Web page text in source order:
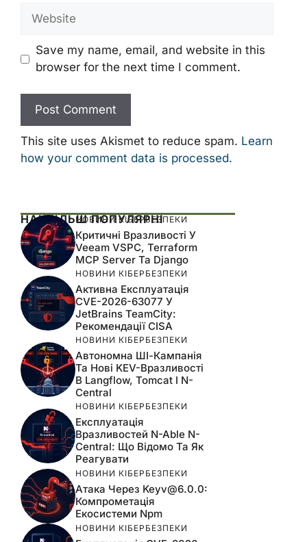
Website
Save my name, email, and website in this
browser for the next time I comment.
This site uses Akismet to reduce spam. Learn
how your comment data is processed.
НАЙБІЛЬШ ПОПУЛЯРНІ
НОВИНИ КІБЕРБЕЗПЕКИ
Критичні Вразливості У
Veeam VSPC, Terraform
MCP Server Та Django
НОВИНИ КІБЕРБЕЗПЕКИ
Активна Експлуатація
CVE-2026-63077 У
JetBrains TeamCity:
Рекомендації CISA
НОВИНИ КІБЕРБЕЗПЕКИ
Автономна ШІ-Кампанія
Та Нові KEV-Вразливості
В Langflow, Tomcat І N-
Central
НОВИНИ КІБЕРБЕЗПЕКИ
Експлуатація
Вразливостей N-Able N-
Central: Що Відомо Та Як
Реагувати
НОВИНИ КІБЕРБЕЗПЕКИ
Атака Через Keyv@6.0.0:
Компрометація
Екосистеми Npm
НОВИНИ КІБЕРБЕЗПЕКИ